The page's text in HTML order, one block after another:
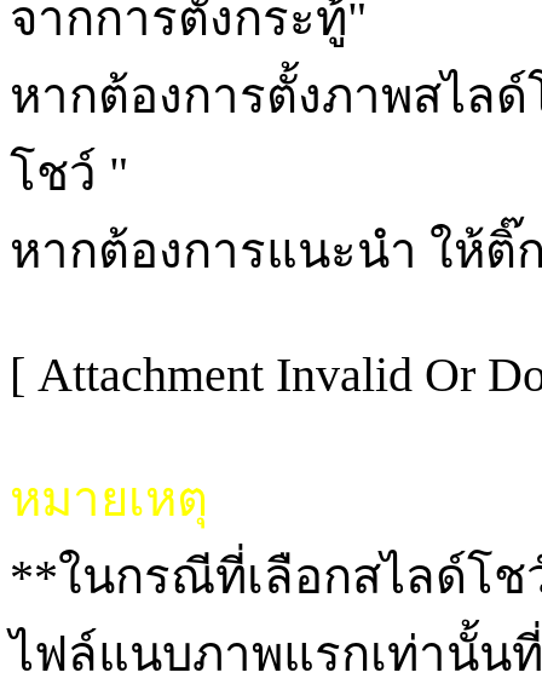
จากการตั้งกระทู้"
หากต้องการตั้งภาพสไล
โชว์ "
หากต้องการแนะนำ ให้ติ๊
[ Attachment Invalid Or
หมายเหตุ
**ในกรณีที่เลือกสไลด์โ
ไฟล์แนบภาพแรกเท่านั้น